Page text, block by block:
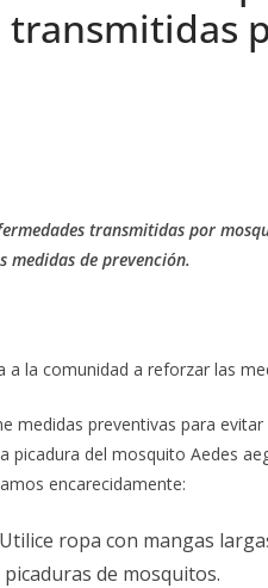
transmitidas por
de prevención.
a la comunidad a reforzar las
medidas preventivas para
picadura del mosquito Aedes
encarecidamente:
ropa con mangas
de mosquitos.